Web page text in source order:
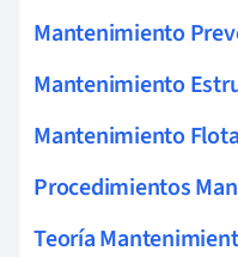
Mantenimiento
Mantenimiento
Mantenimiento
Procedimientos
Teoría